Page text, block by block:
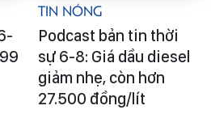
Tin Nóng
Podcast bản tin thời
sự 6-8: Giá dầu diesel
giảm nhẹ, còn hơn
27.500 đồng/lít